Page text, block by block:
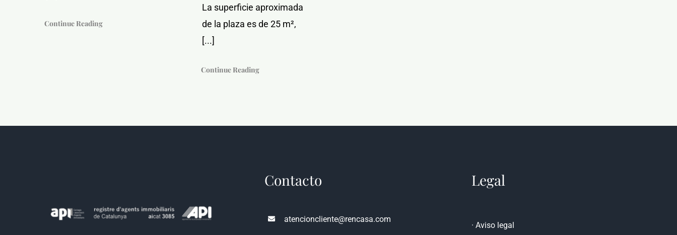
Continue Reading
La superficie aproximada
de la plaza es de 25 m²,
[...]
Continue Reading
Contacto
atencioncliente@rencasa.com
Legal
· Aviso legal